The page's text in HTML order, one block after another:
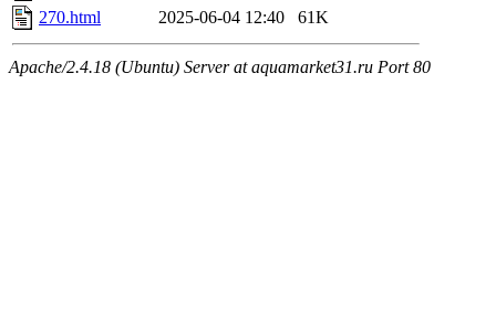
270.html
2025-06-04 12:40 61K
Apache/2.4.18 (Ubuntu) Server at aquamarket31.ru Port 80